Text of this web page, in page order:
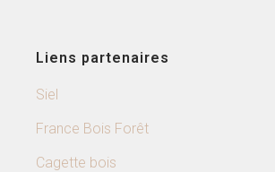
Liens partenaires
Siel
France Bois Forêt
Cagette bois